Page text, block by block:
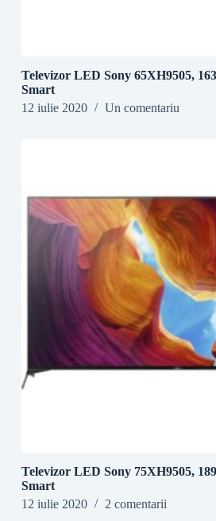
Televizor LED Sony 65XH9505,
Smart
12 iulie 2020
Un comentariu
Televizor LED Sony 75XH9505,
Smart
12 iulie 2020
2 comentarii